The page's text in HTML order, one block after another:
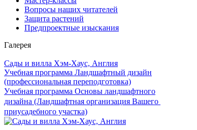
Вопросы наших читателей
Защита растений
Предпроектные изыскания
Галерея
Сады и вилла Хэм-Хаус, Англия
Учебная программа Ландшафтный дизайн
(профессиональная переподготовка)
Учебная программа Основы ландшафтного
дизайна (Ландшафтная организация Вашего
приусадебного участка)